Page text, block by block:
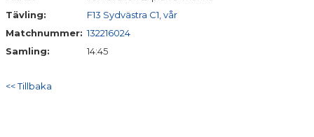
Tävling:
F13 Sydvästra C1, vår
Matchnummer: 132216024
Samling:
14:45
<< Tillbaka